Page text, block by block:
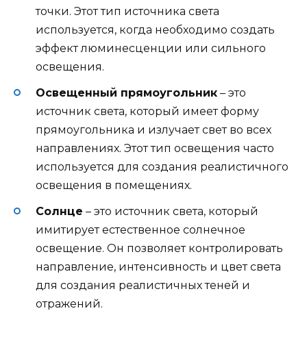
точки. Этот тип источника света
используется, когда необходимо создать
эффект люминесценции или сильного
освещения.
Освещенный прямоугольник – это
источник света, который имеет форму
прямоугольника и излучает свет во всех
направлениях. Этот тип освещения часто
используется для создания реалистичного
освещения в помещениях.
Солнце – это источник света, который
имитирует естественное солнечное
освещение. Он позволяет контролировать
направление, интенсивность и цвет света
для создания реалистичных теней и
отражений.